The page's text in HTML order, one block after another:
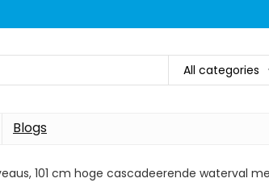
All categories
Blogs
101 cm hoge cascadeerende waterval